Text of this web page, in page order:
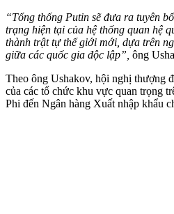
“Tổng thống Putin sẽ đưa ra tuyên
trạng hiện tại của hệ thống quan hệ
thành trật tự thế giới mới, dựa trên
giữa các quốc gia độc lập”, ông
Theo ông Ushakov, hội nghị thượng
của các tổ chức khu vực quan trọng
Phi đến Ngân hàng Xuất nhập khẩu